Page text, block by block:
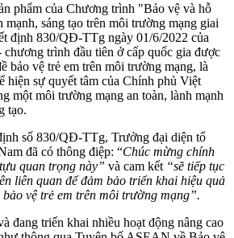
phẩm của Chương trình "Bảo vệ và hỗ
mạnh, sáng tạo trên môi trường mạng giai
định 830/QĐ-TTg ngày 01/6/2022 của
trình đầu tiên ở cấp quốc gia được
bảo vệ trẻ em trên môi trường mạng, là
hiện sự quyết tâm của Chính phủ Việt
một môi trường mạng an toàn, lành mạnh
tạo.
số 830/QĐ-TTg, Trưởng đại diện tổ
đã có thông điệp: “Chúc mừng chính
quan trọng này” và cam kết “sẽ tiếp tục
liên quan để đảm bảo triển khai hiệu quả
vệ trẻ em trên môi trường mạng”.
đang triển khai nhiều hoạt động nâng cao